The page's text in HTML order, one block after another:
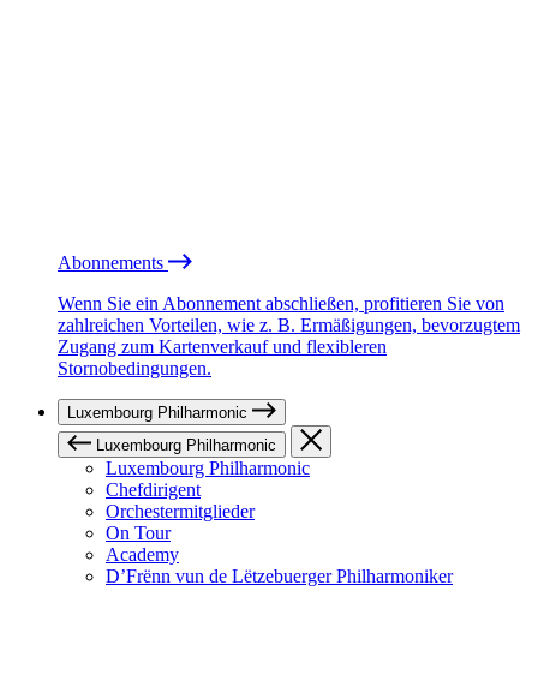
Abonnements
Wenn Sie ein Abonnement abschließen, profitieren Sie von
zahlreichen Vorteilen, wie z. B. Ermäßigungen, bevorzugtem
Zugang zum Kartenverkauf und flexibleren
Stornobedingungen.
Luxembourg Philharmonic
Luxembourg Philharmonic
Luxembourg Philharmonic
Chefdirigent
Orchestermitglieder
On Tour
Academy
D’Frënn vun de Lëtzebuerger Philharmoniker